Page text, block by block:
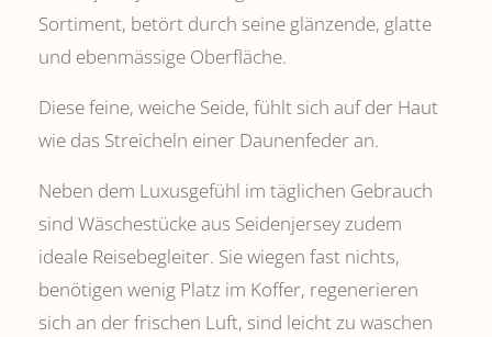
Sortiment, betört durch seine glänzende, glatte
und ebenmässige Oberfläche.
Diese feine, weiche Seide, fühlt sich auf der Haut
wie das Streicheln einer Daunenfeder an.
Neben dem Luxusgefühl im täglichen Gebrauch
sind Wäschestücke aus Seidenjersey zudem
ideale Reisebegleiter. Sie wiegen fast nichts,
benötigen wenig Platz im Koffer, regenerieren
sich an der frischen Luft, sind leicht zu waschen